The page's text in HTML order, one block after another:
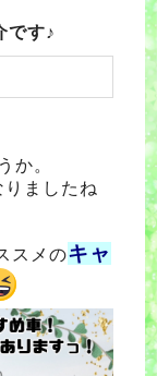
です♪
か。
ましたね
スメのキャ